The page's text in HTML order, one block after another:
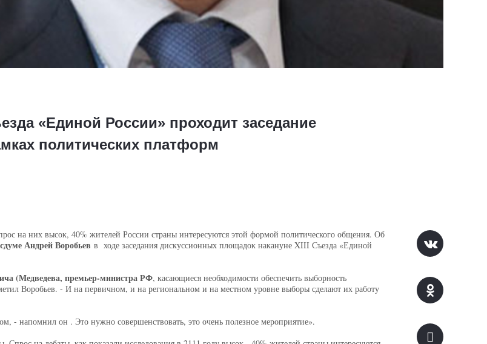
«Единой России» проходит заседание
политических платформ
на них высок, 40% жителей России страны интересуются этой формой политического общения. Об
Андрей Воробьев в ходе заседания дискуссионных площадок накануне XIII Съезда «Единой
(Медведева, премьер-министра РФ, касающиеся необходимости обеспечить выборность
Воробьев. - И на первичном, и на региональном и на местном уровне выборы сделают их работу
- напомнил он . Это нужно совершенствовать, это очень полезное мероприятие».